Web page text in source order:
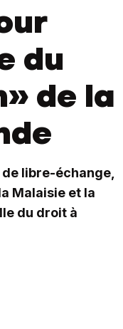
du
de la
libre-échange,
Malaisie et la
du droit à